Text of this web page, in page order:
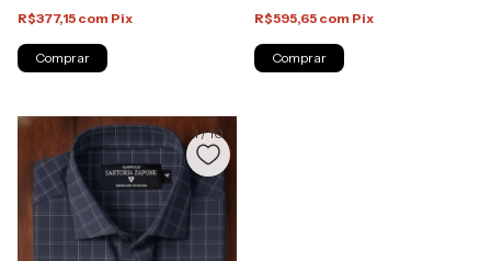
R$377,15 com Pix
Comprar
R$595,65 com Pix
Comprar
1/10